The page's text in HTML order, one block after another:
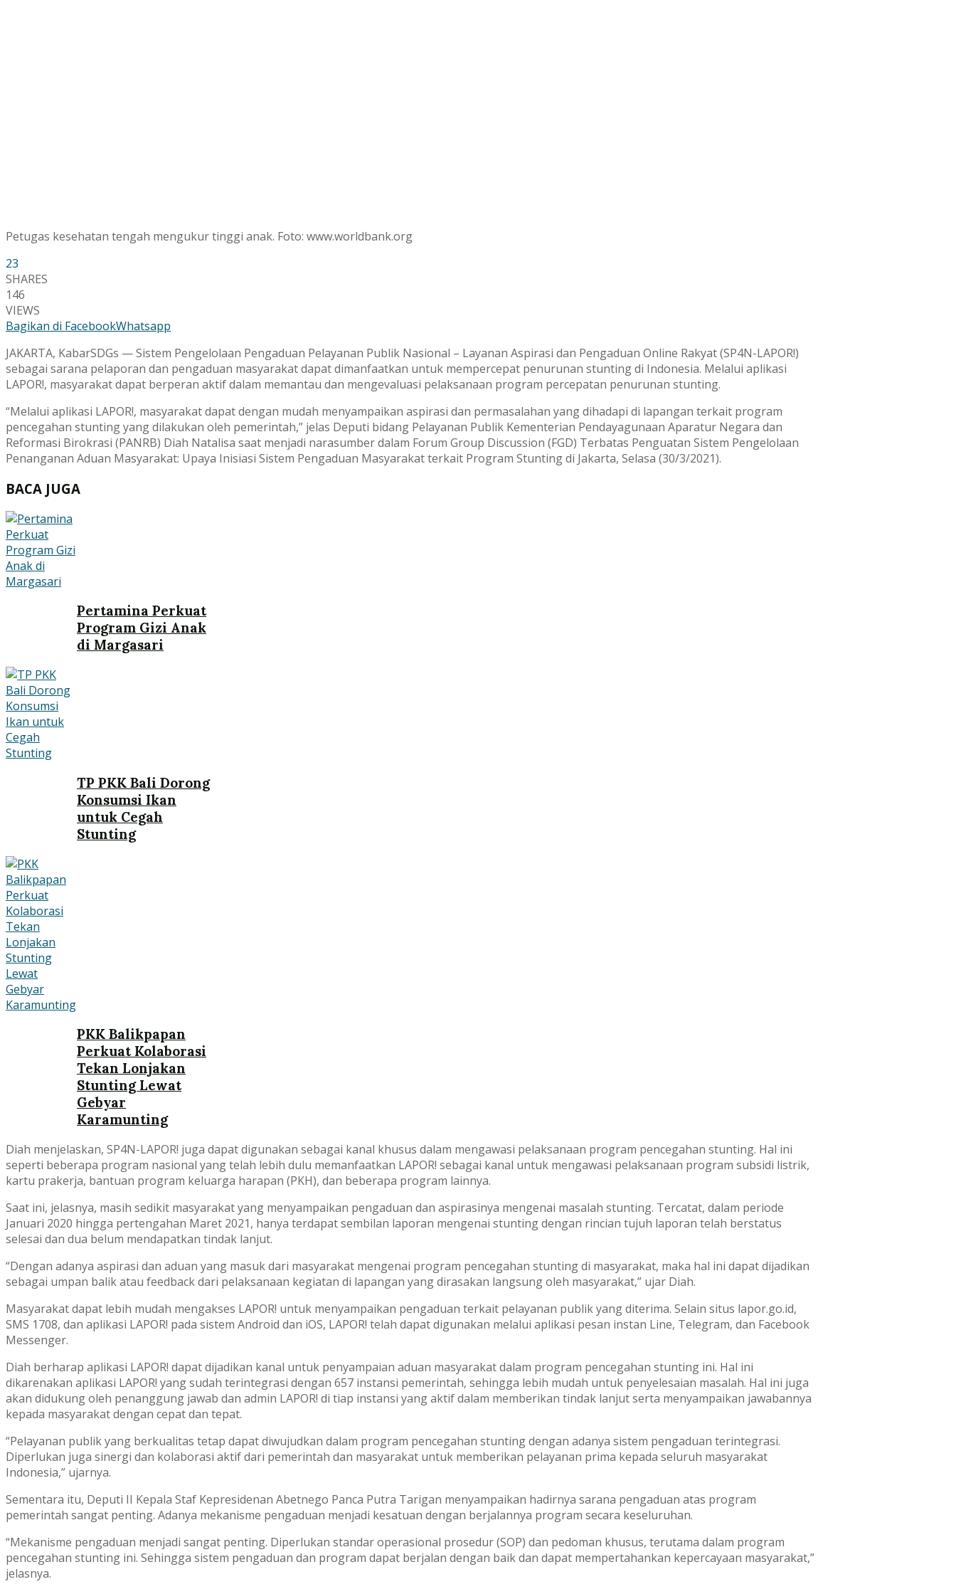
Petugas kesehatan tengah mengukur tinggi anak. Foto: www.worldbank.org
23
SHARES
146
VIEWS
Bagikan di FacebookWhatsapp
JAKARTA, KabarSDGs — Sistem Pengelolaan Pengaduan Pelayanan Publik Nasional – Layanan Aspirasi dan Pengaduan Online Rakyat (SP4N-LAPOR!)
sebagai sarana pelaporan dan pengaduan masyarakat dapat dimanfaatkan untuk mempercepat penurunan stunting di Indonesia. Melalui aplikasi
LAPOR!, masyarakat dapat berperan aktif dalam memantau dan mengevaluasi pelaksanaan program percepatan penurunan stunting.
“Melalui aplikasi LAPOR!, masyarakat dapat dengan mudah menyampaikan aspirasi dan permasalahan yang dihadapi di lapangan terkait program
pencegahan stunting yang dilakukan oleh pemerintah,” jelas Deputi bidang Pelayanan Publik Kementerian Pendayagunaan Aparatur Negara dan
Reformasi Birokrasi (PANRB) Diah Natalisa saat menjadi narasumber dalam Forum Group Discussion (FGD) Terbatas Penguatan Sistem Pengelolaan
Penanganan Aduan Masyarakat: Upaya Inisiasi Sistem Pengaduan Masyarakat terkait Program Stunting di Jakarta, Selasa (30/3/2021).
BACA JUGA
Pertamina Perkuat
Program Gizi Anak
di Margasari
TP PKK Bali Dorong
Konsumsi Ikan
untuk Cegah
Stunting
PKK Balikpapan
Perkuat Kolaborasi
Tekan Lonjakan
Stunting Lewat
Gebyar
Karamunting
Diah menjelaskan, SP4N-LAPOR! juga dapat digunakan sebagai kanal khusus dalam mengawasi pelaksanaan program pencegahan stunting. Hal ini
seperti beberapa program nasional yang telah lebih dulu memanfaatkan LAPOR! sebagai kanal untuk mengawasi pelaksanaan program subsidi listrik,
kartu prakerja, bantuan program keluarga harapan (PKH), dan beberapa program lainnya.
Saat ini, jelasnya, masih sedikit masyarakat yang menyampaikan pengaduan dan aspirasinya mengenai masalah stunting. Tercatat, dalam periode
Januari 2020 hingga pertengahan Maret 2021, hanya terdapat sembilan laporan mengenai stunting dengan rincian tujuh laporan telah berstatus
selesai dan dua belum mendapatkan tindak lanjut.
“Dengan adanya aspirasi dan aduan yang masuk dari masyarakat mengenai program pencegahan stunting di masyarakat, maka hal ini dapat dijadikan
sebagai umpan balik atau feedback dari pelaksanaan kegiatan di lapangan yang dirasakan langsung oleh masyarakat,” ujar Diah.
Masyarakat dapat lebih mudah mengakses LAPOR! untuk menyampaikan pengaduan terkait pelayanan publik yang diterima. Selain situs lapor.go.id,
SMS 1708, dan aplikasi LAPOR! pada sistem Android dan iOS, LAPOR! telah dapat digunakan melalui aplikasi pesan instan Line, Telegram, dan Facebook
Messenger.
Diah berharap aplikasi LAPOR! dapat dijadikan kanal untuk penyampaian aduan masyarakat dalam program pencegahan stunting ini. Hal ini
dikarenakan aplikasi LAPOR! yang sudah terintegrasi dengan 657 instansi pemerintah, sehingga lebih mudah untuk penyelesaian masalah. Hal ini juga
akan didukung oleh penanggung jawab dan admin LAPOR! di tiap instansi yang aktif dalam memberikan tindak lanjut serta menyampaikan jawabannya
kepada masyarakat dengan cepat dan tepat.
“Pelayanan publik yang berkualitas tetap dapat diwujudkan dalam program pencegahan stunting dengan adanya sistem pengaduan terintegrasi.
Diperlukan juga sinergi dan kolaborasi aktif dari pemerintah dan masyarakat untuk memberikan pelayanan prima kepada seluruh masyarakat
Indonesia,” ujarnya.
Sementara itu, Deputi II Kepala Staf Kepresidenan Abetnego Panca Putra Tarigan menyampaikan hadirnya sarana pengaduan atas program
pemerintah sangat penting. Adanya mekanisme pengaduan menjadi kesatuan dengan berjalannya program secara keseluruhan.
“Mekanisme pengaduan menjadi sangat penting. Diperlukan standar operasional prosedur (SOP) dan pedoman khusus, terutama dalam program
pencegahan stunting ini. Sehingga sistem pengaduan dan program dapat berjalan dengan baik dan dapat mempertahankan kepercayaan masyarakat,”
jelasnya.